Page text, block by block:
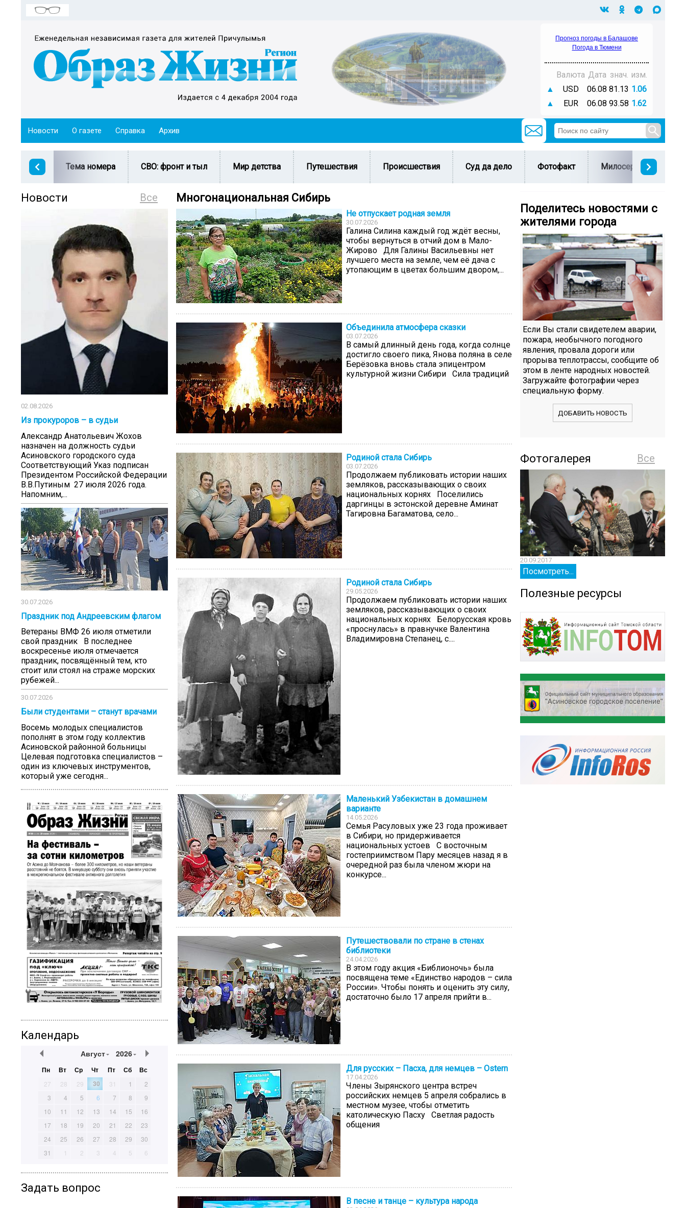
Прогноз погоды в Балашове
Погода в Тюмени
Валюта Дата знач. изм.
▲
USD 06.08 81.13 1.06
▲
EUR 06.08 93.58 1.62
Новости О газете Справка Архив
Тема номера СВО: фронт и тыл Мир детства Путешествия Происшествия Суд да дело Фотофакт Милосердие
Все
Новости
02.08.2026
Из прокуроров – в судьи
Александр Анатольевич Жохов
назначен на должность судьи
Асиновского городского суда
Соответствующий Указ подписан
Президентом Российской Федерации
В.В.Путиным 27 июля 2026 года.
Напомним,...
30.07.2026
Праздник под Андреевским флагом
Ветераны ВМФ 26 июля отметили
свой праздник В последнее
воскресенье июля отмечается
праздник, посвящённый тем, кто
стоит или стоял на страже морских
рубежей...
30.07.2026
Были студентами – станут врачами
Восемь молодых специалистов
пополнят в этом году коллектив
Асиновской районной больницы
Целевая подготовка специалистов –
один из ключевых инструментов,
который уже сегодня...
Календарь
Август 2026
Пн Вт Ср Чт Пт Сб Вс
27 28 29 30 31 1
2
3
4 5 6 7 8
9
10
11 12 13 14 15
16
17
18 19 20 21 22
23
24
25 26 27 28 29
30
31
1 2 3 4 5 6
Задать вопрос
Многонациональная Сибирь
Не отпускает родная земля
30.07.2026
Галина Силина каждый год ждёт весны,
чтобы вернуться в отчий дом в Мало-
Жирово Для Галины Васильевны нет
лучшего места на земле, чем её дача с
утопающим в цветах большим двором,...
Объединила атмосфера сказки
03.07.2026
В самый длинный день года, когда солнце
достигло своего пика, Янова поляна в селе
Берёзовка вновь стала эпицентром
культурной жизни Сибири Сила традиций
Родиной стала Сибирь
03.07.2026
Продолжаем публиковать истории наших
земляков, рассказывающих о своих
национальных корнях Поселились
даргинцы в эстонской деревне Аминат
Тагировна Багаматова, село...
Родиной стала Сибирь
29.05.2026
Продолжаем публиковать истории наших
земляков, рассказывающих о своих
национальных корнях Белорусская кровь
«проснулась» в правнучке Валентина
Владимировна Степанец, с....
Маленький Узбекистан в домашнем
варианте
14.05.2026
Семья Расуловых уже 23 года проживает
в Сибири, но придерживается
национальных устоев С восточным
гостеприимством Пару месяцев назад я в
очередной раз была членом жюри на
конкурсе...
Путешествовали по стране в стенах
библиотеки
24.04.2026
В этом году акция «Библионочь» была
посвящена теме «Единство народов – сила
России». Чтобы понять и оценить эту силу,
достаточно было 17 апреля прийти в...
Для русских – Пасха, для немцев – Ostern
17.04.2026
Члены Зырянского центра встреч
российских немцев 5 апреля собрались в
местном музее, чтобы отметить
католическую Пасху Светлая радость
общения
В песне и танце – культура народа
Поделитесь новостями с
жителями города
Если Вы стали свидетелем аварии,
пожара, необычного погодного
явления, провала дороги или
прорыва теплотрассы, сообщите об
этом в ленте народных новостей.
Загружайте фотографии через
специальную форму.
ДОБАВИТЬ НОВОСТЬ
Все
Фотогалерея
Посмотреть...
20.09.2017
Посмотреть...
Полезные ресурсы